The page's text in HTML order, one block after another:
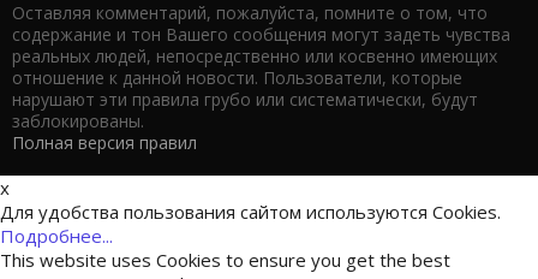
Оставляя комментарий, пожалуйста, помните о том, что
содержание и тон Вашего сообщения могут задеть чувства
реальных людей, непосредственно или косвенно имеющих
отношение к данной новости. Пользователи, которые
нарушают эти правила грубо или систематически, будут
заблокированы.
Полная версия правил
x
Для удобства пользования сайтом используются Cookies.
Подробнее...
This website uses Cookies to ensure you get the best